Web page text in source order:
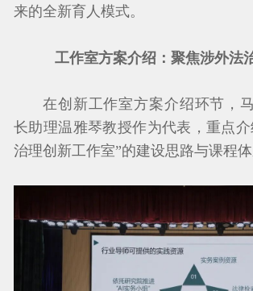
来的全新育人模式。
工作室方案介绍：聚焦涉外法
在创新工作室方案介绍环节，
长助理温雅琴教授作为代表，重点
治理创新工作室”的建设思路与课程体